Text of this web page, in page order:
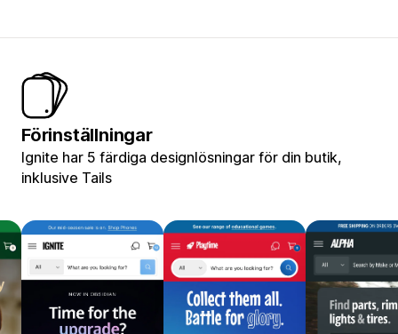
Förinställningar
Ignite har 5 färdiga designlösningar för din butik,
inklusive Tails